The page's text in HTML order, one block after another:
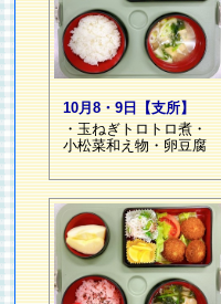
10月8・9日【支所】
・玉ねぎトロトロ煮・
小松菜和え物・卵豆腐